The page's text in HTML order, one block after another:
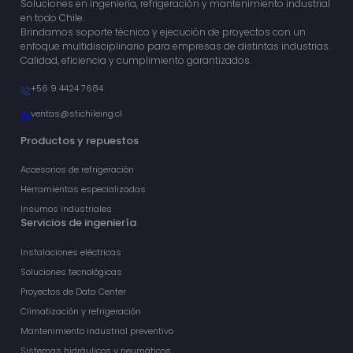
Soluciones en ingeniería, refrigeración y mantenimiento industrial
en todo Chile.
Brindamos soporte técnico y ejecución de proyectos con un
enfoque multidisciplinario para empresas de distintas industrias.
Calidad, eficiencia y cumplimiento garantizados.
+56 9 4424 7684
ventas@stichileing.cl
Productos y repuestos
Accesorios de refrigeración
Herramientas especializadas
Insumos industriales
Servicios de ingeniería
Instalaciones eléctricas
Soluciones tecnológicas
Proyectos de Data Center
Climatización y refrigeración
Mantenimiento industrial preventivo
Sistemas hidráulicos y neumáticos